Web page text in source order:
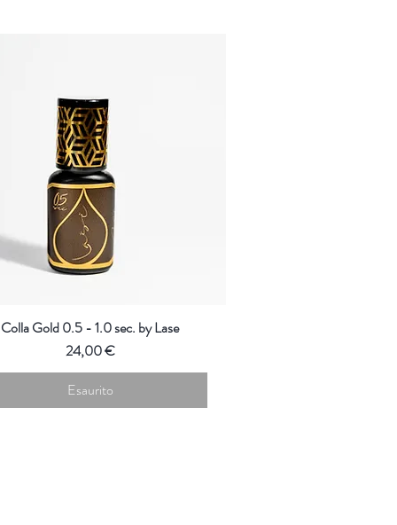
Colla Gold 0.5 - 1.0 sec. by Lase
Prezzo
24,00 €
Esaurito